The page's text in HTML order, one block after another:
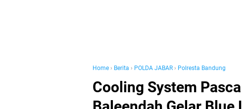
Home › Berita › POLDA JABAR › Polresta Bandung
Cooling System